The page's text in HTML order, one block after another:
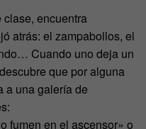
encuentra
atrás: el zampabollos, el
Cuando uno deja un
que por alguna
a una galería de
fumen en el ascensor» o